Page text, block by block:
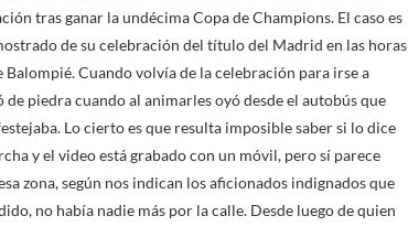
tras ganar la undécima Copa de Champions. El caso es
de su celebración del título del Madrid en las horas
Cuando volvía de la celebración para irse a
piedra cuando al animarles oyó desde el autobús que
Lo cierto es que resulta imposible saber si lo dice
y el video está grabado con un móvil, pero sí parece
zona, según nos indican los aficionados indignados que
no había nadie más por la calle. Desde luego de quien